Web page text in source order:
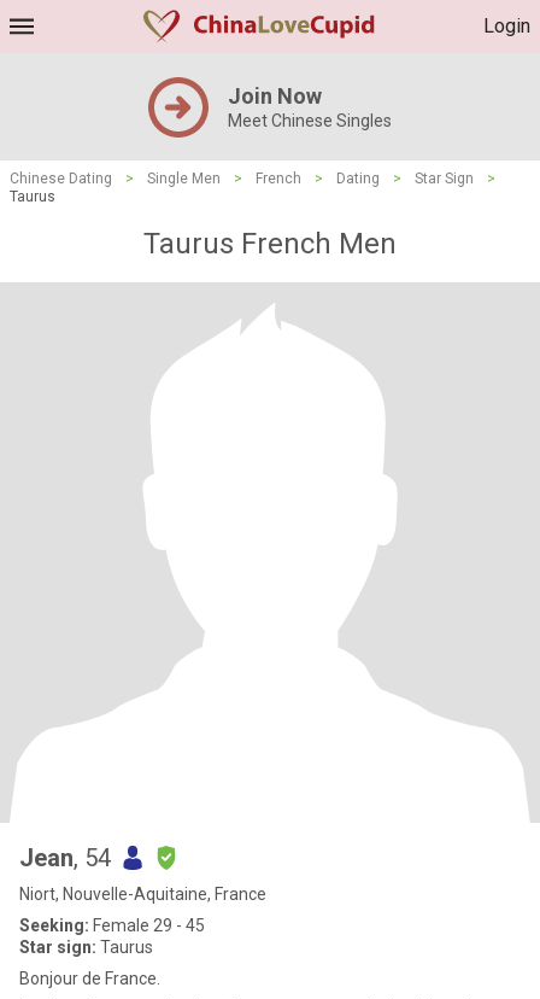
Login
Join Now
Meet Chinese Singles
Chinese Dating > Single Men > French > Dating > Star Sign
>
Taurus
Taurus French Men
Jean, 54
Niort, Nouvelle-Aquitaine, France
Seeking: Female 29 - 45
Star sign: Taurus
Bonjour de France.